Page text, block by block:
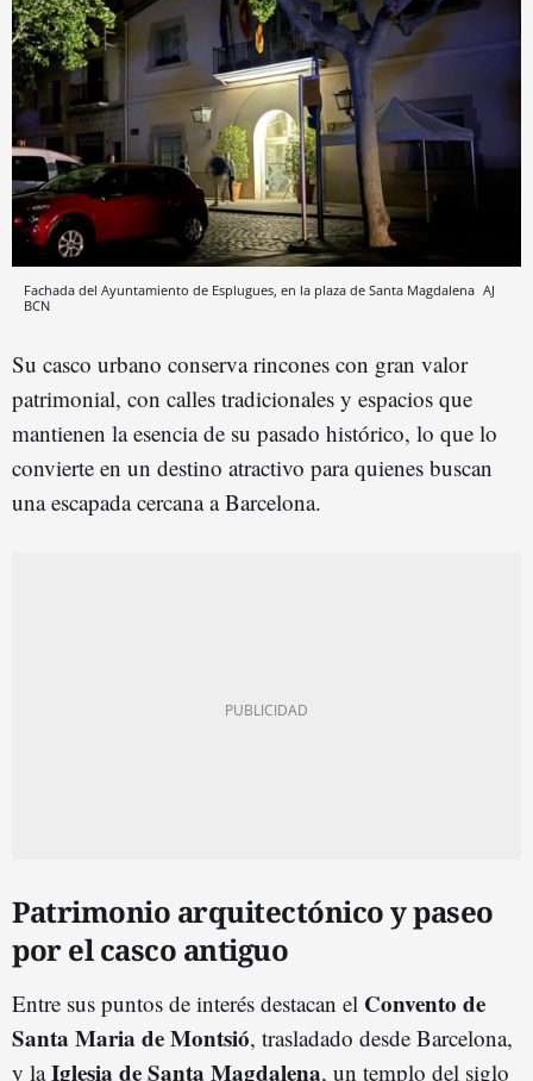
Fachada del Ayuntamiento de Esplugues, en la plaza de Santa Magdalena AJ
BCN
Su casco urbano conserva rincones con gran valor
patrimonial, con calles tradicionales y espacios que
mantienen la esencia de su pasado histórico, lo que lo
convierte en un destino atractivo para quienes buscan
una escapada cercana a Barcelona.
Patrimonio arquitectónico y paseo
por el casco antiguo
Entre sus puntos de interés destacan el Convento de
Santa Maria de Montsió, trasladado desde Barcelona,
y laIglesia de Santa Magdalena, un templo del siglo